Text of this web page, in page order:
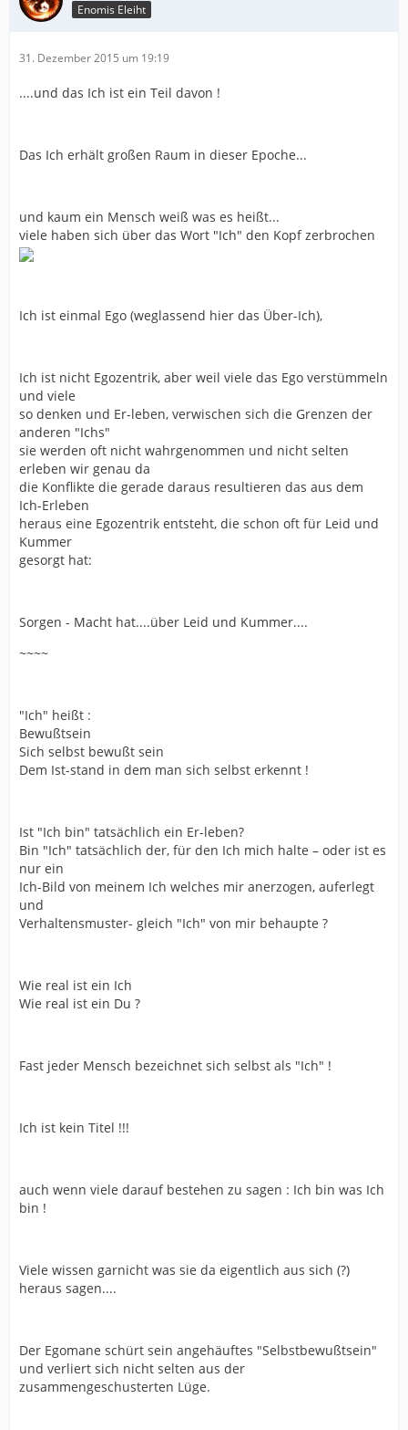
Enomis Eleiht
31. Dezember 2015 um 19:19
....und das Ich ist ein Teil davon !
Das Ich erhält großen Raum in dieser Epoche...
und kaum ein Mensch weiß was es heißt...
viele haben sich über das Wort "Ich" den Kopf zerbrochen
Ich ist einmal Ego (weglassend hier das Über-Ich),
Ich ist nicht Egozentrik, aber weil viele das Ego verstümmeln
und viele
so denken und Er-leben, verwischen sich die Grenzen der
anderen "Ichs"
sie werden oft nicht wahrgenommen und nicht selten
erleben wir genau da
die Konflikte die gerade daraus resultieren das aus dem
Ich-Erleben
heraus eine Egozentrik entsteht, die schon oft für Leid und
Kummer
gesorgt hat:
Sorgen - Macht hat....über Leid und Kummer....
~~~~
"Ich" heißt :
Bewußtsein
Sich selbst bewußt sein
Dem Ist-stand in dem man sich selbst erkennt !
Ist "Ich bin" tatsächlich ein Er-leben?
Bin "Ich" tatsächlich der, für den Ich mich halte – oder ist es
nur ein
Ich-Bild von meinem Ich welches mir anerzogen, auferlegt
und
Verhaltensmuster- gleich "Ich" von mir behaupte ?
Wie real ist ein Ich
Wie real ist ein Du ?
Fast jeder Mensch bezeichnet sich selbst als "Ich" !
Ich ist kein Titel !!!
auch wenn viele darauf bestehen zu sagen : Ich bin was Ich
bin !
Viele wissen garnicht was sie da eigentlich aus sich (?)
heraus sagen....
Der Egomane schürt sein angehäuftes "Selbstbewußtsein"
und verliert sich nicht selten aus der
zusammengeschusterten Lüge.